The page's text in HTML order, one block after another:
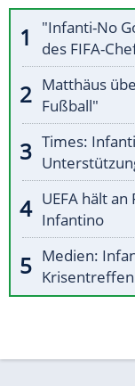
"Infanti-No
des FIFA-
Matthäus
Fußball"
Times:
UEFA hält
Infantino
Medien:
Krisentreffen